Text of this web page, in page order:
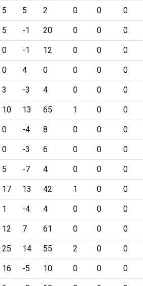
Спутник Ал
Тюменский Легион
5 5 2 0 0 0
5 -1 20 0 0 0
0 -1 12 0 0 0
0 4 0 0 0 0
3 -3 4 0 0 0
10 13 65 1 0 0
0 -4 8 0 0 0
0 -3 6 0 0 0
5 -7 4 0 0 0
17 13 42 1 0 0
1 -4 4 0 0 0
12 7 61 0 0 0
25 14 55 2 0 0
16 -5 10 0 0 0